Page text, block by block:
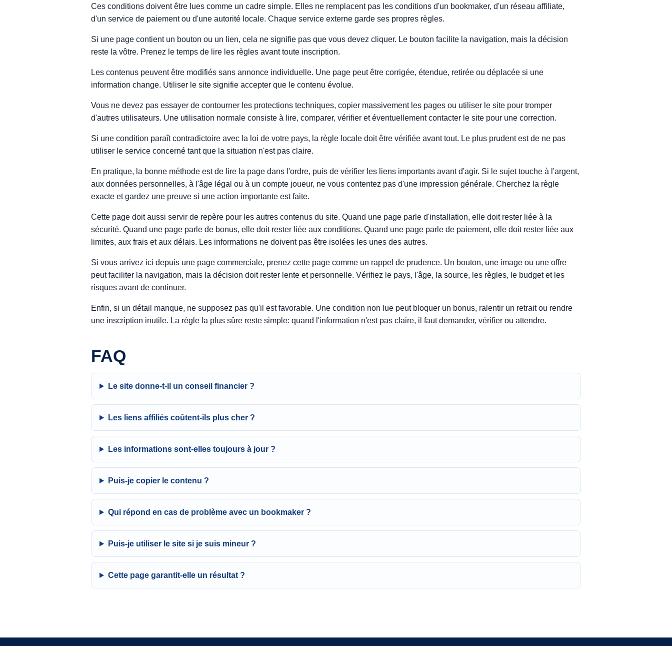
Ces conditions doivent être lues comme un cadre simple. Elles ne remplacent pas les conditions d'un bookmaker, d'un réseau affiliate,
d'un service de paiement ou d'une autorité locale. Chaque service externe garde ses propres règles.
Si une page contient un bouton ou un lien, cela ne signifie pas que vous devez cliquer. Le bouton facilite la navigation, mais la décision
reste la vôtre. Prenez le temps de lire les règles avant toute inscription.
Les contenus peuvent être modifiés sans annonce individuelle. Une page peut être corrigée, étendue, retirée ou déplacée si une
information change. Utiliser le site signifie accepter que le contenu évolue.
Vous ne devez pas essayer de contourner les protections techniques, copier massivement les pages ou utiliser le site pour tromper
d'autres utilisateurs. Une utilisation normale consiste à lire, comparer, vérifier et éventuellement contacter le site pour une correction.
Si une condition paraît contradictoire avec la loi de votre pays, la règle locale doit être vérifiée avant tout. Le plus prudent est de ne pas
utiliser le service concerné tant que la situation n'est pas claire.
En pratique, la bonne méthode est de lire la page dans l'ordre, puis de vérifier les liens importants avant d'agir. Si le sujet touche à l'argent,
aux données personnelles, à l'âge légal ou à un compte joueur, ne vous contentez pas d'une impression générale. Cherchez la règle
exacte et gardez une preuve si une action importante est faite.
Cette page doit aussi servir de repère pour les autres contenus du site. Quand une page parle d'installation, elle doit rester liée à la
sécurité. Quand une page parle de bonus, elle doit rester liée aux conditions. Quand une page parle de paiement, elle doit rester liée aux
limites, aux frais et aux délais. Les informations ne doivent pas être isolées les unes des autres.
Si vous arrivez ici depuis une page commerciale, prenez cette page comme un rappel de prudence. Un bouton, une image ou une offre
peut faciliter la navigation, mais la décision doit rester lente et personnelle. Vérifiez le pays, l'âge, la source, les règles, le budget et les
risques avant de continuer.
Enfin, si un détail manque, ne supposez pas qu'il est favorable. Une condition non lue peut bloquer un bonus, ralentir un retrait ou rendre
une inscription inutile. La règle la plus sûre reste simple: quand l'information n'est pas claire, il faut demander, vérifier ou attendre.
FAQ
Le site donne-t-il un conseil financier ?
Les liens affiliés coûtent-ils plus cher ?
Les informations sont-elles toujours à jour ?
Puis-je copier le contenu ?
Qui répond en cas de problème avec un bookmaker ?
Puis-je utiliser le site si je suis mineur ?
Cette page garantit-elle un résultat ?